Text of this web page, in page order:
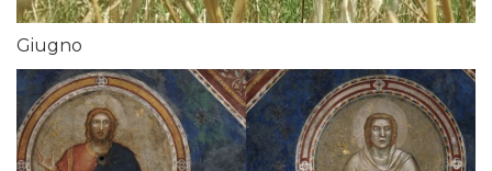
Giugno